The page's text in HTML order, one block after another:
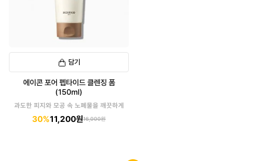
담기
에이콘 포어 펩타이드 클렌징 폼
(150ml)
과도한 피지와 모공 속 노폐물을 깨끗하게
30%11,200원16,000원